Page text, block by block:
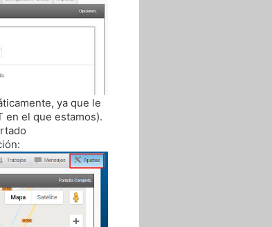
ya que le
en el que estamos).